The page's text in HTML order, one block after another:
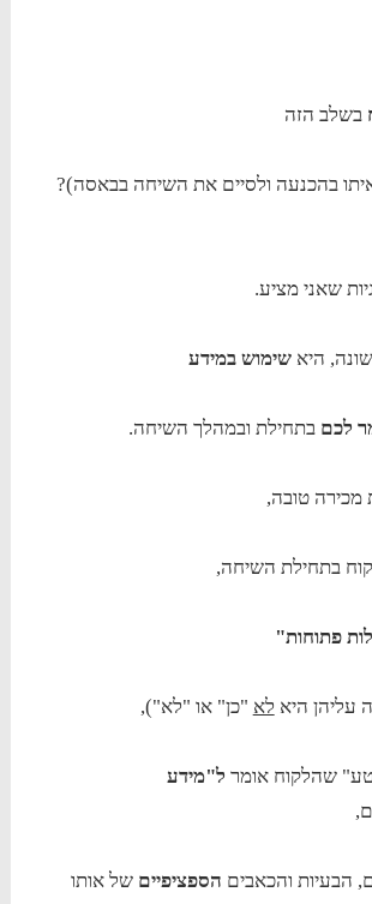
בשלב הזה
בהכנעה ולסיים את השיחה בבאסה)?
שאני מציע.
היאשימוש במידע
לכם בתחילת ובמהלך השיחה.
טובה,
בתחילת השיחה,
פתוחות"
היא לא "כן" או "לא"),
שהלקוח אומר ל"מידע
הבעיות והכאבים הספציפיים של אותו